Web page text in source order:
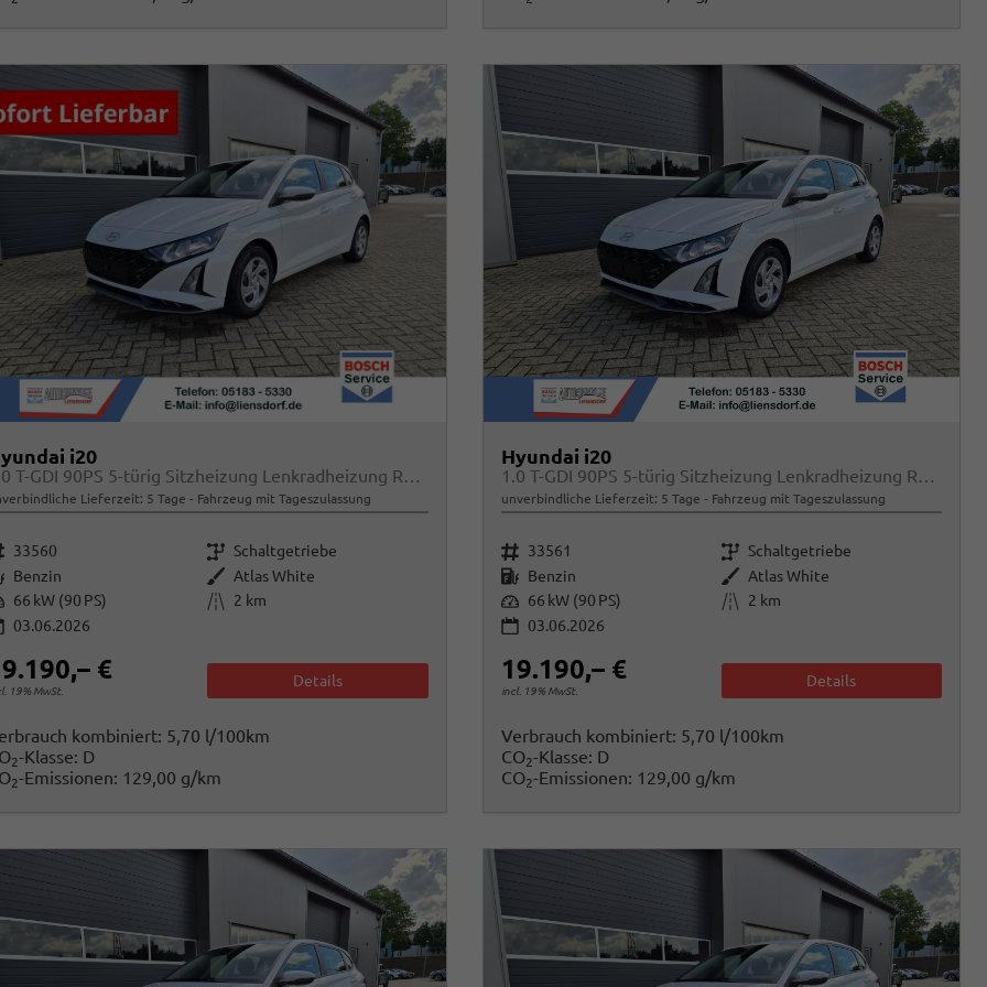
i20
1.0 T-GDI 90PS 5-türig Sitzheizung Lenkradheizung Rückf.Kamera PDC Klima Apple CarPlay Android Auto Tempomat Touchscreen
Lieferzeit: 5 Tage Fahrzeug mit Tageszulassung
33560 Getriebe Schaltgetriebe
Benzin Außenfarbe Atlas White
66 kW (90 PS) Kilometerstand 2 km
03.06.2026
€
19% MwSt.
Details
kombiniert: 5,70 l/100km
2-Klasse: D
2-Emissionen: 129,00 g/km
Hyundai i20
1.0 T-GDI 90PS 5-türig Sitzheizung Lenkradheizung Rückf.Kamera PDC Klima Apple CarPlay Android Auto Tempomat Touchscreen
unverbindliche Lieferzeit: 5 Tage Fahrzeug mit Tageszulassung
Fahrzeugnr. 33561 Getriebe Schaltgetriebe
Kraftstoff Benzin Außenfarbe Atlas White
Leistung 66 kW (90 PS) Kilometerstand
2 km
03.06.2026
19.190,– €
incl. 19% MwSt.
Details
Verbrauch kombiniert: 5,70 l/100km
CO2-Klasse: D
CO2-Emissionen: 129,00 g/km